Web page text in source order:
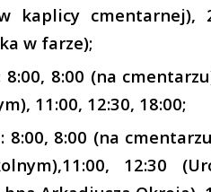
kaplicy cmentarnej),
w farze);
8:00 (na
11:00, 12:30, 18:00;
8:00, 8:00 (na
12:30